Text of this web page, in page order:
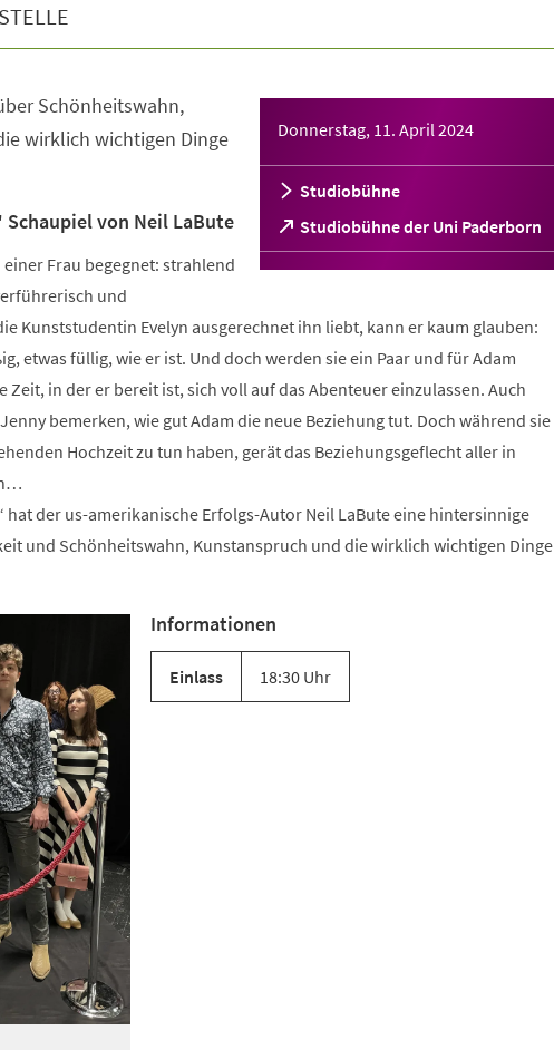
Donnerstag, 11. April 2024
Studiobühne
Studiobühne der Uni Paderborn
(Öffnet
in
einem
Tab)
Schönheitswahn,
wirklich wichtigen Dinge
von Neil LaBute
Frau begegnet: strahlend
und
Kunststudentin Evelyn ausgerechnet ihn liebt, kann er kaum glauben:
etwas füllig, wie er ist. Und doch werden sie ein Paar und für Adam
Zeit, in der er bereit ist, sich voll auf das Abenteuer einzulassen. Auch
bemerken, wie gut Adam die neue Beziehung tut. Doch während sie
Hochzeit zu tun haben, gerät das Beziehungsgeflecht aller in
hat der us-amerikanische Erfolgs-Autor Neil LaBute eine hintersinnige
und Schönheitswahn, Kunstanspruch und die wirklich wichtigen Dinge
Informationen
Einlass 18:30 Uhr